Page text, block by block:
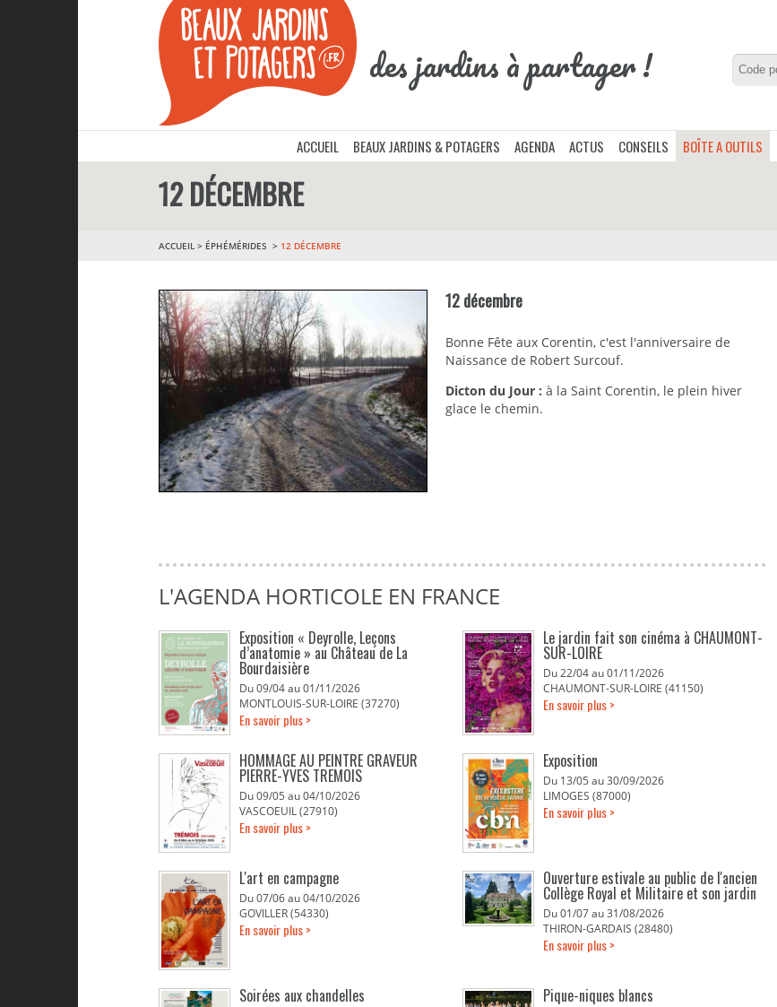
des jardins à partager !
ACCUEIL BEAUX JARDINS & POTAGERS AGENDA ACTUS CONSEILS BOÎTE A OUTILS
12 DÉCEMBRE
ACCUEIL > ÉPHÉMÉRIDES 12 DÉCEMBRE
12 décembre
Bonne Fête aux Corentin, c'est l'anniversaire de
Naissance de Robert Surcouf.
Dicton du Jour : à la Saint Corentin, le plein hiver
glace le chemin.
L'AGENDA HORTICOLE EN FRANCE
Exposition « Deyrolle, Leçons
d’anatomie » au Château de La
Bourdaisière
Du 09/04 au 01/11/2026
MONTLOUIS-SUR-LOIRE (37270)
En savoir plus >
Le jardin fait son cinéma à CHAUMONT-
SUR-LOIRE
Du 22/04 au 01/11/2026
CHAUMONT-SUR-LOIRE (41150)
En savoir plus >
HOMMAGE AU PEINTRE GRAVEUR
PIERRE-YVES TREMOIS
Du 09/05 au 04/10/2026
VASCOEUIL (27910)
En savoir plus >
Exposition
Du 13/05 au 30/09/2026
LIMOGES (87000)
En savoir plus >
L'art en campagne
Du 07/06 au 04/10/2026
GOVILLER (54330)
En savoir plus >
Ouverture estivale au public de l'ancien
Collège Royal et Militaire et son jardin
Du 01/07 au 31/08/2026
THIRON-GARDAIS (28480)
En savoir plus >
Soirées aux chandelles Pique-niques blancs